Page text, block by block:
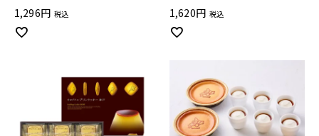
1,296 税込 1,620 税込